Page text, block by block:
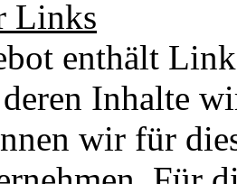
Links
enthält
Inhalte
wir für